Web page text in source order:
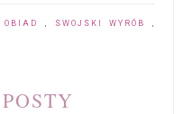
OBIAD SWOJSKI WYRÓB